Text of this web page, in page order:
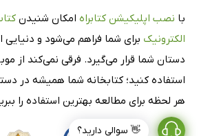
👋 سوالی دارید؟
با نصب اپلیکیشن کتابراه امکان شنیدن
الکترونیک برای شما فراهم می‌شود و دنیایی
دستان شما قرار می‌گیرد. فرقی نمی‌کند از
استفاده کنید؛ کتابخانه شما همیشه در
هر لحظه برای مطالعه بهترین استفاده را